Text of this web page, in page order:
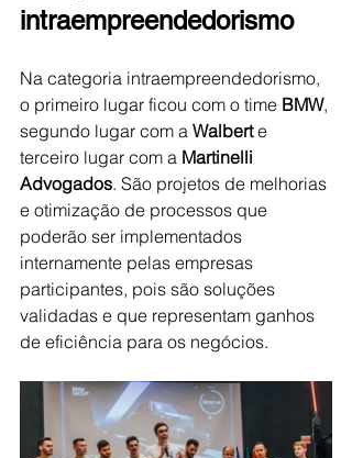
intraempreendedorismo
Na categoria intraempreendedorismo,
o primeiro lugar ficou com o time BMW,
segundo lugar com a Walbert e
terceiro lugar com a Martinelli
Advogados. São projetos de melhorias
e otimização de processos que
poderão ser implementados
internamente pelas empresas
participantes, pois são soluções
validadas e que representam ganhos
de eficiência para os negócios.